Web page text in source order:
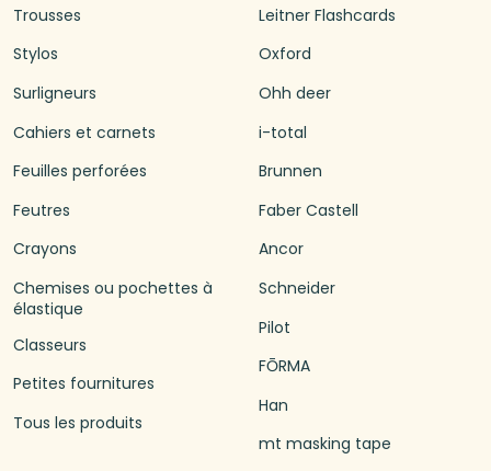
Trousses
Stylos
Surligneurs
Cahiers et carnets
Feuilles perforées
Feutres
Crayons
Chemises ou pochettes à
élastique
Classeurs
Petites fournitures
Tous les produits
Leitner Flashcards
Oxford
Ohh deer
i-total
Brunnen
Faber Castell
Ancor
Schneider
Pilot
FŌRMA
Han
mt masking tape